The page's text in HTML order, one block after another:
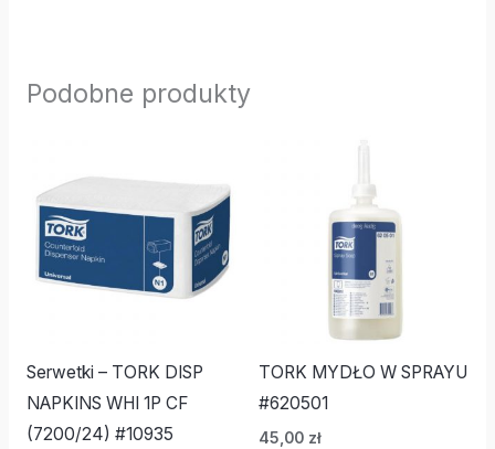
Podobne produkty
Serwetki – TORK DISP
NAPKINS WHI 1P CF
(7200/24) #10935
TORK MYDŁO W SPRAYU
#620501
45,00 zł